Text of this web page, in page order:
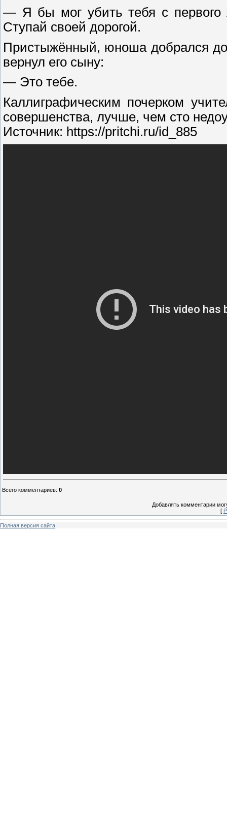
— Я бы мог убить тебя с
Ступай своей дорогой.
Пристыжённый, юноша добрался
вернул его сыну:
— Это тебе.
Каллиграфическим почерком
совершенства, лучше, чем сто
Источник: https://pritchi.ru/id_885
Всего комментариев: 0
Добавлять комментарии
[
Полная версия сайта